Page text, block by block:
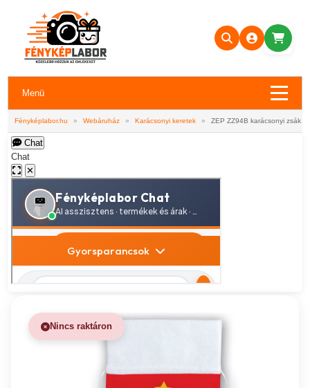
Menü
Fényképlabor.hu » Webáruház » Karácsonyi keretek » ZEP ZZ94B karácsonyi zsák
Chat
Chat
✕
Nincs raktáron